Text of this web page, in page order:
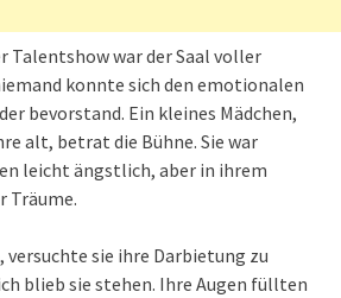
Talentshow war der Saal voller
konnte sich den emotionalen
bevorstand. Ein kleines Mädchen,
alt, betrat die Bühne. Sie war
leicht ängstlich, aber in ihrem
Träume.
versuchte sie ihre Darbietung zu
blieb sie stehen. Ihre Augen füllten